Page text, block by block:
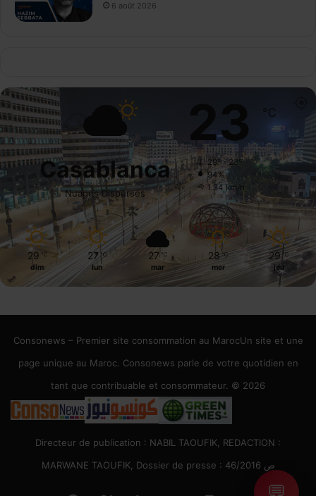
6 août 2026
Casablanca
Nuages Dispersés
23 ℃
29º - 23º
94%
1.34 km/h
29 ℃
dim
27 ℃
lun
27 ℃
mar
28 ℃
mer
29 ℃
jeu
Consonews – Premier site consommation au MarocUn site et une
page unique au Maroc. Consonews parle de votre quotidien en
tant que contribuable et consommateur. © 2026
Directeur de publication : NABIL TAOUFIK, REDACTION :
MARWANE TAOUFIK, Dossier de presse : 46/2016 ص